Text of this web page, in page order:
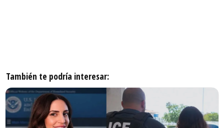
También te podría interesar: